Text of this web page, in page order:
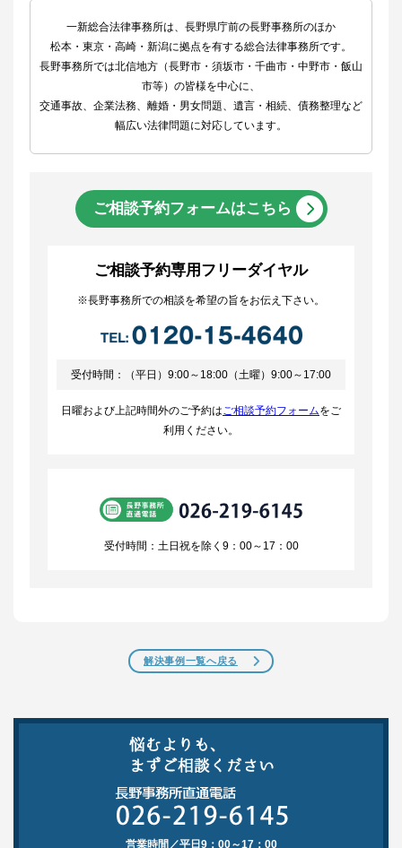
一新総合法律事務所は、長野県庁前の長野事務所のほか
松本・東京・高崎・新潟に拠点を有する総合法律事務所です。
長野事務所では北信地方（長野市・須坂市・千曲市・中野市・飯山
市等）の皆様を中心に、
交通事故、企業法務、離婚・男女問題、遺言・相続、債務整理など
幅広い法律問題に対応しています。
ご相談予約フォームはこちら
ご相談予約専用フリーダイヤル
※長野事務所での相談を希望の旨をお伝え下さい。
受付時間：（平日）9:00～18:00（土曜）9:00～17:00
日曜および上記時間外のご予約はご相談予約フォームをご
利用ください。
受付時間：土日祝を除く9：00～17：00
解決事例一覧へ戻る
営業時間／平日9：00～17：00